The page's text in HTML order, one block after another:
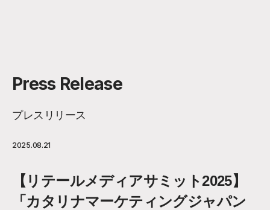
Press Release
プレスリリース
2025.08.21
【リテールメディアサミット2025】
「カタリナマーケティングジャパン